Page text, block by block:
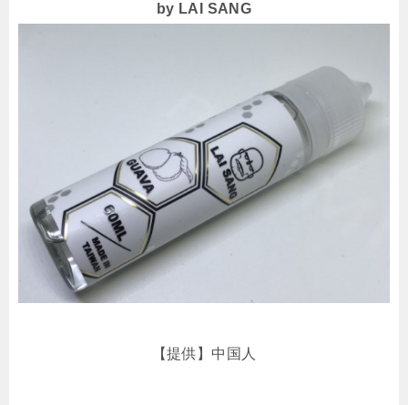
by LAI SANG
【提供】中国人